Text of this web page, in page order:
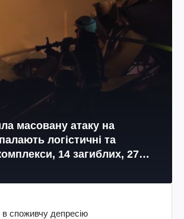
масовану атаку на
логістичні та
14 загиблих, 27
відео)
в споживчу депресію